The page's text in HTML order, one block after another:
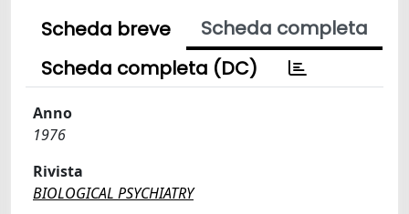
Scheda breve
Scheda completa
Scheda completa (DC)
Anno
1976
Rivista
BIOLOGICAL PSYCHIATRY